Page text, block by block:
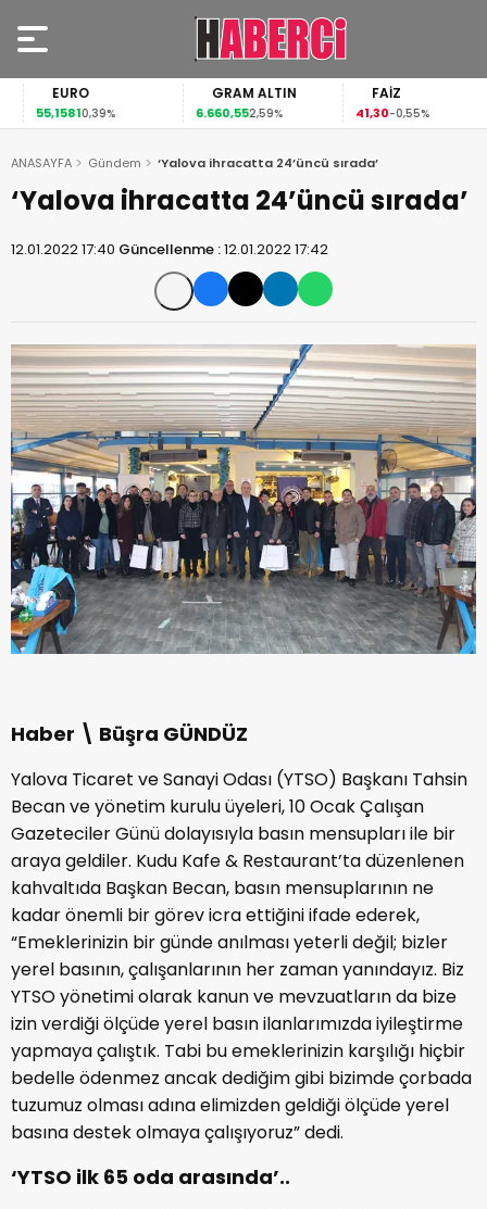
EURO
55,15810,39%
GRAM ALTIN
6.660,552,59%
FAİZ
41,30-0,55%
ANASAYFA Gündem ‘Yalova ihracatta 24’üncü sırada’
‘Yalova ihracatta 24’üncü sırada’
12.01.2022 17:40 Güncellenme :12.01.2022 17:42
Haber \ Büşra GÜNDÜZ
Yalova Ticaret ve Sanayi Odası (YTSO) Başkanı Tahsin
Becan ve yönetim kurulu üyeleri, 10 Ocak Çalışan
Gazeteciler Günü dolayısıyla basın mensupları ile bir
araya geldiler. Kudu Kafe & Restaurant’ta düzenlenen
kahvaltıda Başkan Becan, basın mensuplarının ne
kadar önemli bir görev icra ettiğini ifade ederek,
“Emeklerinizin bir günde anılması yeterli değil; bizler
yerel basının, çalışanlarının her zaman yanındayız. Biz
YTSO yönetimi olarak kanun ve mevzuatların da bize
izin verdiği ölçüde yerel basın ilanlarımızda iyileştirme
yapmaya çalıştık. Tabi bu emeklerinizin karşılığı hiçbir
bedelle ödenmez ancak dediğim gibi bizimde çorbada
tuzumuz olması adına elimizden geldiği ölçüde yerel
basına destek olmaya çalışıyoruz” dedi.
‘YTSO ilk 65 oda arasında’..